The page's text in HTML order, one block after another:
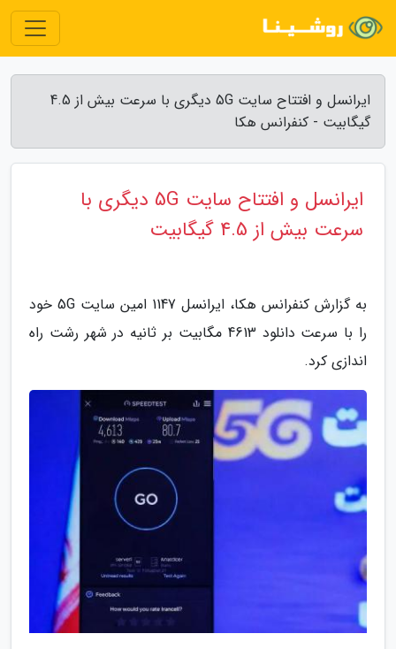
ایرانسل و افتتاح سایت 5G دیگری با سرعت بیش از 4.5
گیگابیت - کنفرانس هکا
ایرانسل و افتتاح سایت 5G دیگری با
سرعت بیش از 4.5 گیگابیت
به گزارش کنفرانس هکا، ایرانسل 1147 امین سایت 5G خود
را با سرعت دانلود 4613 مگابیت بر ثانیه در شهر رشت راه
اندازی کرد.